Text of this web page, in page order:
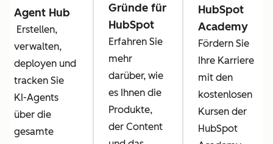
Agent Hub
Erstellen,
verwalten,
deployen und
tracken Sie
KI-Agents
über die
gesamte
Gründe für
HubSpot
Erfahren Sie
mehr
darüber, wie
es Ihnen die
Produkte,
der Content
HubSpot
Academy
Fördern Sie
Ihre Karriere
mit den
kostenlosen
Kursen der
HubSpot